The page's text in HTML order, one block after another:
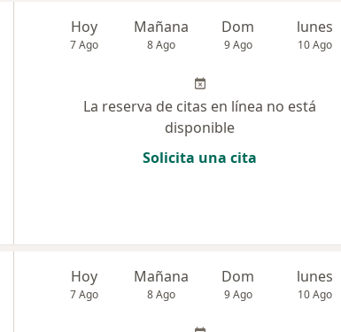
Hoy
7 Ago
Mañana
8 Ago
Dom
9 Ago
lunes
10 Ago
La reserva de citas en línea no está
disponible
Solicita una cita
Hoy
7 Ago
Mañana
8 Ago
Dom
9 Ago
lunes
10 Ago